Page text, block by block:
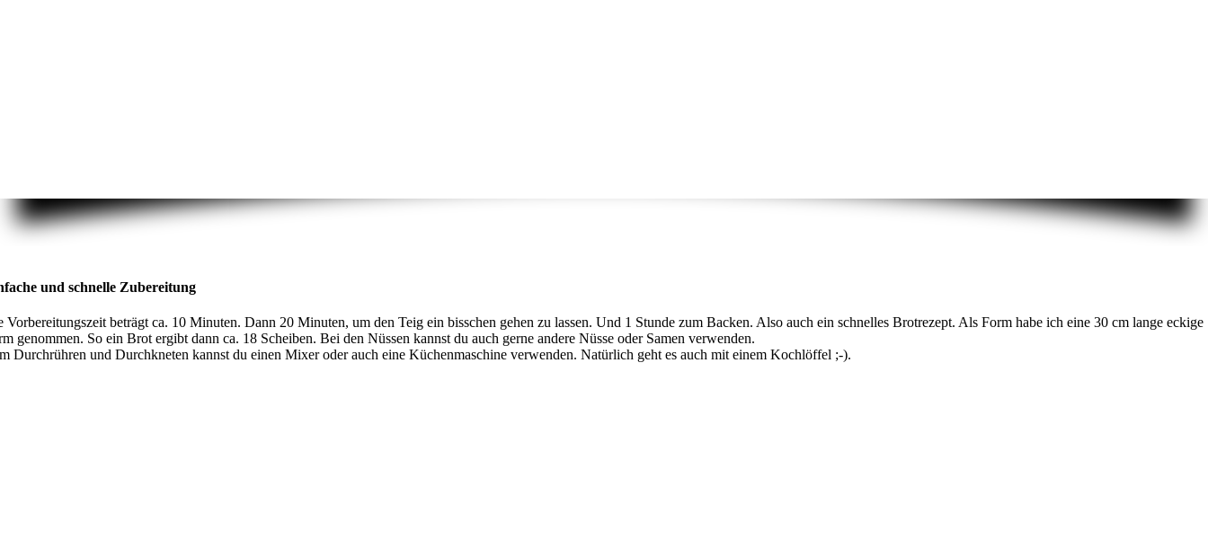
und schnelle Zubereitung
Vorbereitungszeit beträgt ca. 10 Minuten. Dann 20 Minuten, um den Teig ein bisschen gehen zu lassen. Und 1 Stunde zum Backen. Also auch ein schnelles Brotrezept. Als Form habe ich eine 30 cm lange eckige
genommen. So ein Brot ergibt dann ca. 18 Scheiben. Bei den Nüssen kannst du auch gerne andere Nüsse oder Samen verwenden.
Durchrühren und Durchkneten kannst du einen Mixer oder auch eine Küchenmaschine verwenden. Natürlich geht es auch mit einem Kochlöffel ;-).